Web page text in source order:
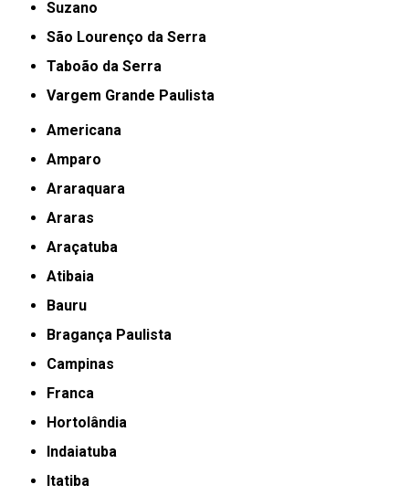
Suzano
São Lourenço da Serra
Taboão da Serra
Vargem Grande Paulista
Americana
Amparo
Araraquara
Araras
Araçatuba
Atibaia
Bauru
Bragança Paulista
Campinas
Franca
Hortolândia
Indaiatuba
Itatiba